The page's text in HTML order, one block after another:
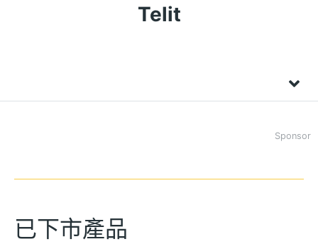
Telit
Sponsor
已下市產品